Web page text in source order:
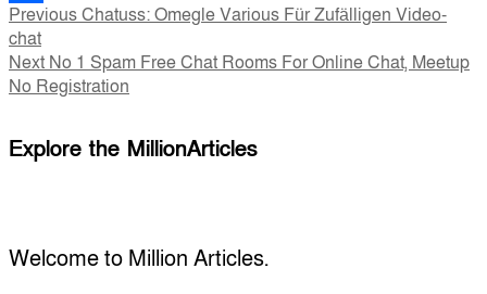
Share
Post
navigation
PreviousPrevious
Chatuss: Omegle Various Für Zufälligen Video-
chat
Next Next
post:
No 1 Spam Free Chat Rooms For Online Chat, Meetup
No Registration
Explore the MillionArticles
Welcome to Million Articles.